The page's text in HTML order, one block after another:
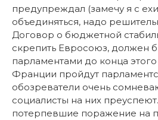
предупреждал (замечу я с
объединяться, надо
Договор о бюджетной
скрепить Евросоюз, должен
парламентами до конца
Франции пройдут
обозреватели очень
социалисты на них
потерпевшие поражение на